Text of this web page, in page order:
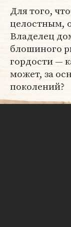
Для того,
целостным,
Владелец
блошиного
гордости —
может, за
поколений?